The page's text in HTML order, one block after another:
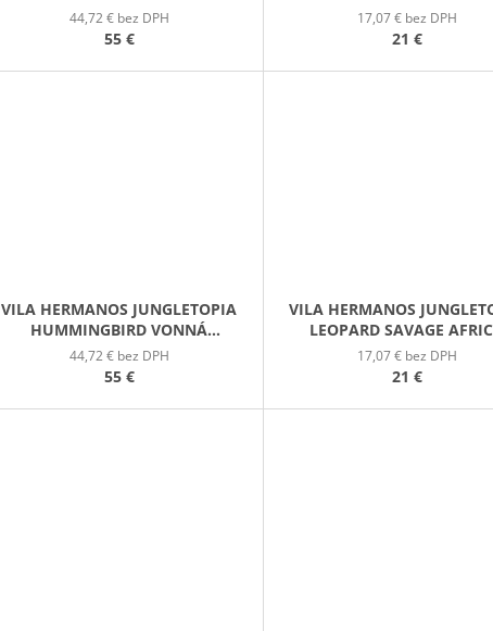
44,72 € bez DPH
55 €
17,07 € bez DPH
21 €
VILA HERMANOS JUNGLETOPIA
HUMMINGBIRD VONNÁ
SVIEČKA 650G
44,72 € bez DPH
55 €
VILA HERMANOS
LEOPARD SAVAGE
DIFÚZOR 100ML
17,07 € bez DPH
21 €